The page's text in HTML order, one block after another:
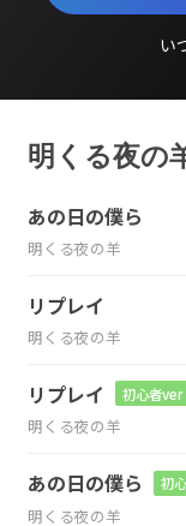
い
明くる夜の
あの日の僕ら
明くる夜の羊
リプレイ
明くる夜の羊
リプレイ 初心者ver
明くる夜の羊
あの日の僕ら 初
明くる夜の羊